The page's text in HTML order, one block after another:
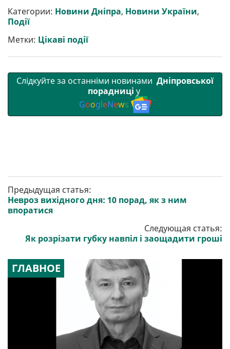
р
и
т
b
o
k
t
e
l g
r
s
A
r l
Категории: Новини Дніпра, Новини України,
Події
Метки: Цікаві події
Слідкуйте за останніми новинами Дніпровської
порадниці у
GoogleNews
Предыдущая статья:
Невроз вихідного дня: 10 порад, як з ним
впоратися
Следующая статья:
Як розрізати губку навпіл і заощадити гроші
ГЛАВНОЕ